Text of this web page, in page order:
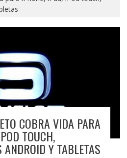
COBRA VIDA PARA
TOUCH,
Y TABLETAS